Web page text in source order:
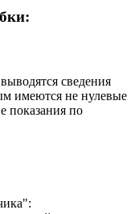
сведения
имеются не нулевые
показания по